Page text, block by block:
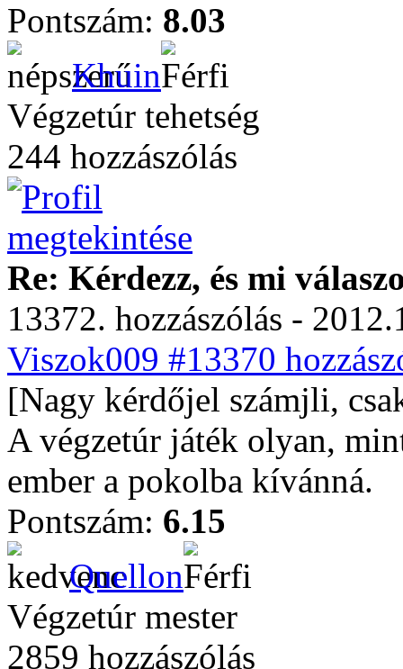
Pontszám: 8.03
Khuin
Végzetúr tehetség
244 hozzászólás
Re: Kérdezz, és mi
13372. hozzászólás -
Viszok009 #13370
[Nagy kérdőjel számjli,
A végzetúr játék olyan,
ember a pokolba kívánná.
Pontszám: 6.15
Quellon
Végzetúr mester
2859 hozzászólás